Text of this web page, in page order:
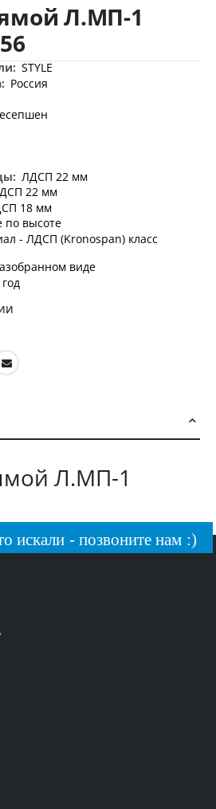
Л.МП-1
STYLE
Россия
ЛДСП 22 мм
22 мм
18 мм
по высоте
- ЛДСП (Kronospan) класс
виде
Л.МП-1
искали - позвоните нам :)